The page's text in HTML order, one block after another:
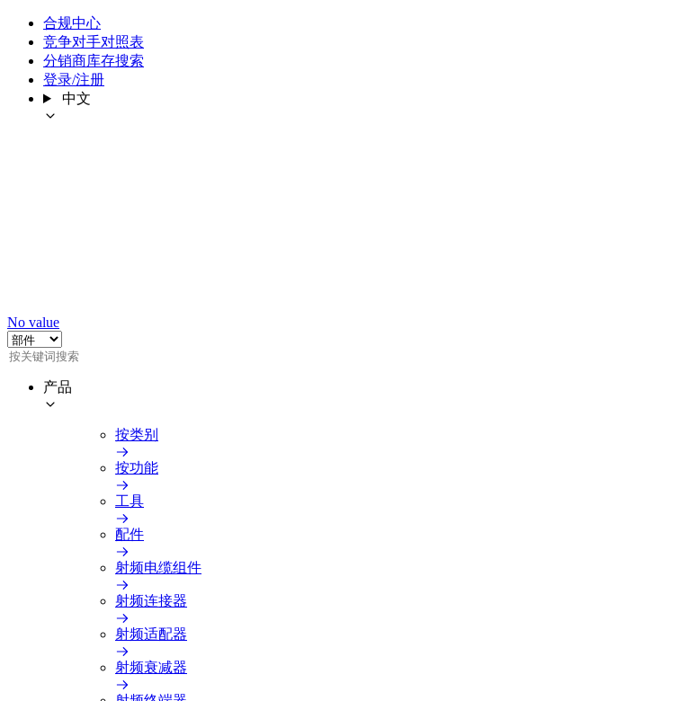
合规中心
竞争对手对照表
分销商库存搜索
登录/注册
中文
No value
产品
按类别
按功能
工具
配件
射频电缆组件
射频连接器
射频适配器
射频衰减器